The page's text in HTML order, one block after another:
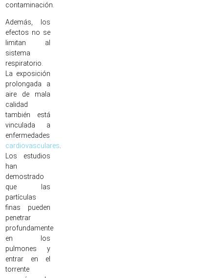
contaminación.
Además, los
efectos no se
limitan al
sistema
respiratorio.
La exposición
prolongada a
aire de mala
calidad
también está
vinculada a
enfermedades
cardiovasculares.
Los estudios
han
demostrado
que las
partículas
finas pueden
penetrar
profundamente
en los
pulmones y
entrar en el
torrente